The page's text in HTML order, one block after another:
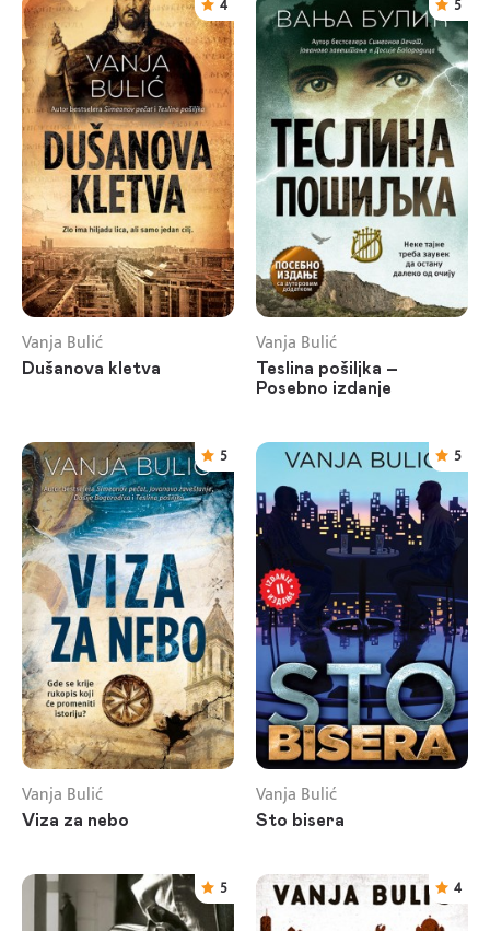
4
Vanja Bulić
Dušanova kletva
5
Vanja Bulić
Teslina pošiljka –
Posebno izdanje
5
Vanja Bulić
Viza za nebo
5
Vanja Bulić
Sto bisera
5 4